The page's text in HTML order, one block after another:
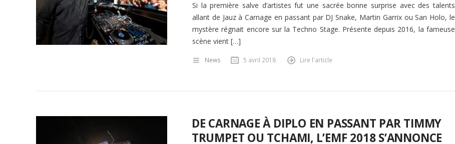
Si la première salve d’artistes fut une sacrée bonne surprise avec des talents
allant de Jauz à Carnage en passant par DJ Snake, Martin Garrix ou San Holo, le
mystère régnait encore sur la Techno Stage. Présente depuis 2016, la fameuse
scène vient […]
News 5 avril 2018 Lire l'article
DE CARNAGE À DIPLO EN PASSANT PAR TIMMY
TRUMPET OU TCHAMI, L’EMF 2018 S’ANNONCE